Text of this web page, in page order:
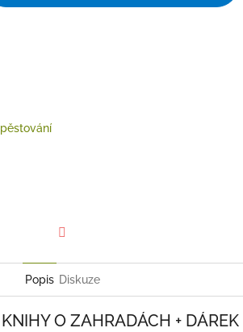
Popis Diskuze
O ZAHRADÁCH + DÁREK